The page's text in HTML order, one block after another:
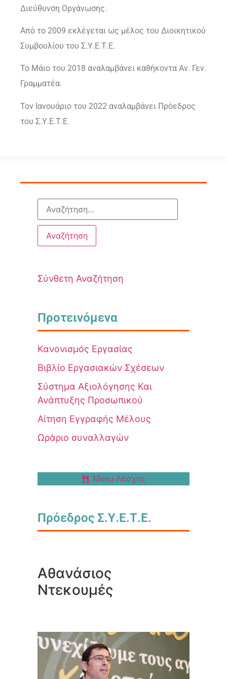
Διεύθυνση Οργάνωσης.
Από το 2009 εκλέγεται ως μέλος του Διοικητικού
Συμβουλίου του Σ.Υ.Ε.Τ.Ε.
Το Μάιο του 2018 αναλαμβάνει καθήκοντα Αν. Γεν.
Γραμματέα.
Τον Ιανουάριο του 2022 αναλαμβάνει Πρόεδρος
του Σ.Υ.Ε.Τ.Ε.
Σύνθετη Αναζήτηση
Προτεινόμενα
Κανονισμός Εργασίας
Βιβλίο Εργασιακών Σχέσεων
Σύστημα Αξιολόγησης Και
Ανάπτυξης Προσωπικού
Αίτηση Εγγραφής Μέλους
Ωράριο συναλλαγών
Menu Λέσχης
Πρόεδρος Σ.Υ.Ε.Τ.Ε.
Αθανάσιος
Ντεκουμές